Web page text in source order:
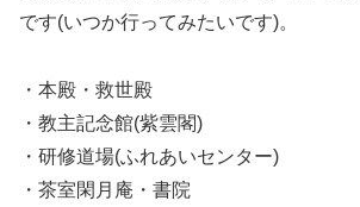
です(いつか行ってみたいです)。
・本殿・救世殿
・教主記念館(紫雲閣)
・研修道場(ふれあいセンター)
・茶室閑月庵・書院